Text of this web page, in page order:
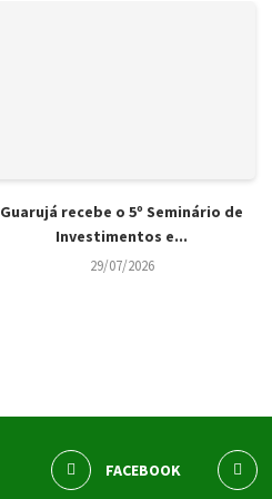
Guarujá recebe o 5º Seminário de
Investimentos e...
29/07/2026
FACEBOOK